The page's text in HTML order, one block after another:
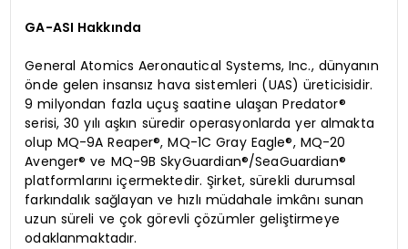
GA-ASI Hakkında
General Atomics Aeronautical Systems, Inc., dünyanın
önde gelen insansız hava sistemleri (UAS) üreticisidir.
9 milyondan fazla uçuş saatine ulaşan Predator®
serisi, 30 yılı aşkın süredir operasyonlarda yer almakta
olup MQ-9A Reaper®, MQ-1C Gray Eagle®, MQ-20
Avenger® ve MQ-9B SkyGuardian®/SeaGuardian®
platformlarını içermektedir. Şirket, sürekli durumsal
farkındalık sağlayan ve hızlı müdahale imkânı sunan
uzun süreli ve çok görevli çözümler geliştirmeye
odaklanmaktadır.